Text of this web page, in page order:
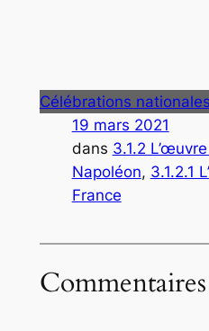
Célébrations
19 mars 2021
dans 3.1.2
Napoléon, 3.1.2.1
France
Commentaires